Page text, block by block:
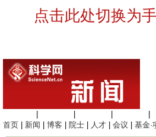
点击此处切换为
首页
新闻 博客 院士 人才 会议 基金·